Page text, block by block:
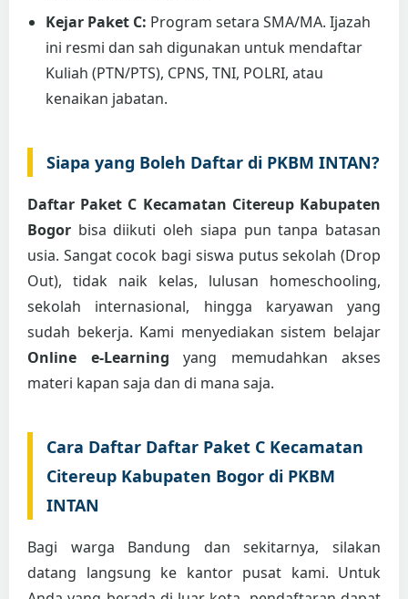
Kejar Paket C: Program setara SMA/MA. Ijazah
ini resmi dan sah digunakan untuk mendaftar
Kuliah (PTN/PTS), CPNS, TNI, POLRI, atau
kenaikan jabatan.
Siapa yang Boleh Daftar di PKBM INTAN?
Daftar Paket C Kecamatan Citereup Kabupaten
Bogor bisa diikuti oleh siapa pun tanpa batasan
usia. Sangat cocok bagi siswa putus sekolah (Drop
Out), tidak naik kelas, lulusan homeschooling,
sekolah internasional, hingga karyawan yang
sudah bekerja. Kami menyediakan sistem belajar
Online e-Learning yang memudahkan akses
materi kapan saja dan di mana saja.
Cara Daftar Daftar Paket C Kecamatan
Citereup Kabupaten Bogor di PKBM
INTAN
Bagi warga Bandung dan sekitarnya, silakan
datang langsung ke kantor pusat kami. Untuk